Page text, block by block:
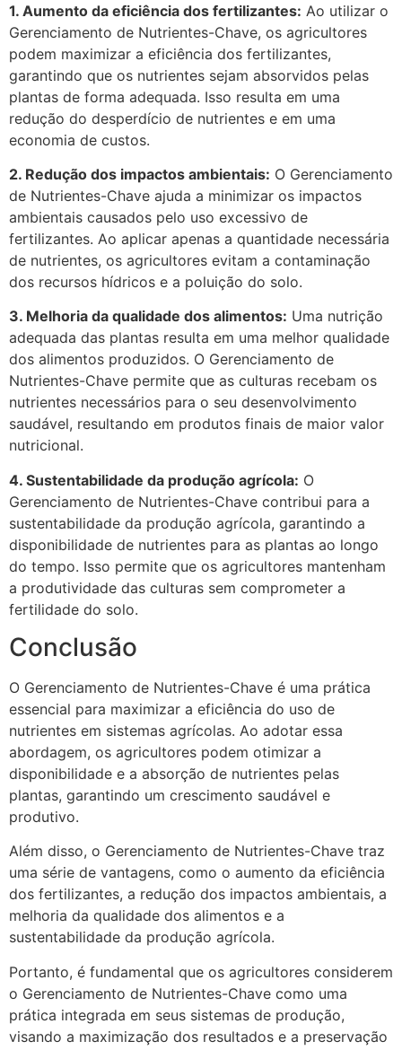
1. Aumento da eficiência dos fertilizantes: Ao utilizar o
Gerenciamento de Nutrientes-Chave, os agricultores
podem maximizar a eficiência dos fertilizantes,
garantindo que os nutrientes sejam absorvidos pelas
plantas de forma adequada. Isso resulta em uma
redução do desperdício de nutrientes e em uma
economia de custos.
2. Redução dos impactos ambientais: O Gerenciamento
de Nutrientes-Chave ajuda a minimizar os impactos
ambientais causados pelo uso excessivo de
fertilizantes. Ao aplicar apenas a quantidade necessária
de nutrientes, os agricultores evitam a contaminação
dos recursos hídricos e a poluição do solo.
3. Melhoria da qualidade dos alimentos: Uma nutrição
adequada das plantas resulta em uma melhor qualidade
dos alimentos produzidos. O Gerenciamento de
Nutrientes-Chave permite que as culturas recebam os
nutrientes necessários para o seu desenvolvimento
saudável, resultando em produtos finais de maior valor
nutricional.
4. Sustentabilidade da produção agrícola: O
Gerenciamento de Nutrientes-Chave contribui para a
sustentabilidade da produção agrícola, garantindo a
disponibilidade de nutrientes para as plantas ao longo
do tempo. Isso permite que os agricultores mantenham
a produtividade das culturas sem comprometer a
fertilidade do solo.
Conclusão
O Gerenciamento de Nutrientes-Chave é uma prática
essencial para maximizar a eficiência do uso de
nutrientes em sistemas agrícolas. Ao adotar essa
abordagem, os agricultores podem otimizar a
disponibilidade e a absorção de nutrientes pelas
plantas, garantindo um crescimento saudável e
produtivo.
Além disso, o Gerenciamento de Nutrientes-Chave traz
uma série de vantagens, como o aumento da eficiência
dos fertilizantes, a redução dos impactos ambientais, a
melhoria da qualidade dos alimentos e a
sustentabilidade da produção agrícola.
Portanto, é fundamental que os agricultores considerem
o Gerenciamento de Nutrientes-Chave como uma
prática integrada em seus sistemas de produção,
visando a maximização dos resultados e a preservação